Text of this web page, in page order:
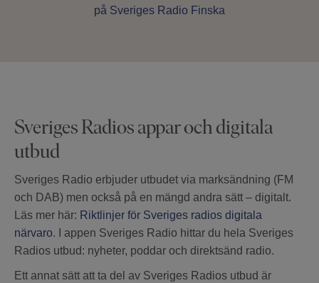
på Sveriges Radio Finska
Sveriges Radios appar och digitala
utbud
Sveriges Radio erbjuder utbudet via marksändning (FM
och DAB) men också på en mängd andra sätt – digitalt.
Läs mer här: Riktlinjer för Sveriges radios digitala
närvaro. I appen Sveriges Radio hittar du hela Sveriges
Radios utbud: nyheter, poddar och direktsänd radio.
Ett annat sätt att ta del av Sveriges Radios utbud är